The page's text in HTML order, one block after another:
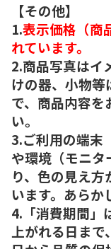
【その他】
1.表示価格（商
れています。
2.商品写真はイ
けの器、小物等
で、商品内容を
い。
3.ご利用の端末
や環境（モニタ
り、色の見え
います。あらか
4.「消費期間」
上がれる日まで